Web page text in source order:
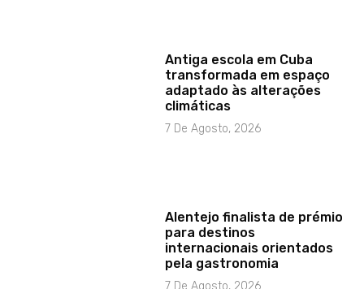
Antiga escola em Cuba
transformada em espaço
adaptado às alterações
climáticas
7 De Agosto, 2026
Alentejo finalista de prémio
para destinos
internacionais orientados
pela gastronomia
7 De Agosto, 2026